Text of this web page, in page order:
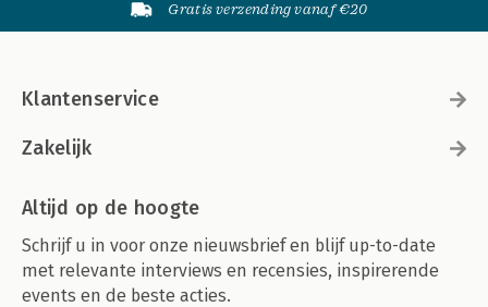
Gratis verzending vanaf €20
Klantenservice
Zakelijk
Altijd op de hoogte
Schrijf u in voor onze nieuwsbrief en blijf up-to-date
met relevante interviews en recensies, inspirerende
events en de beste acties.